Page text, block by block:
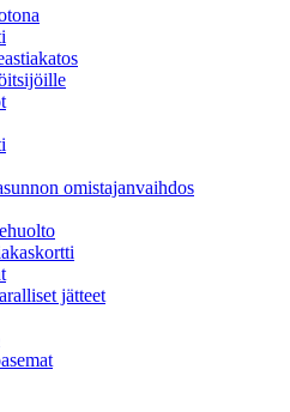
omistajanvaihdos
jätteet